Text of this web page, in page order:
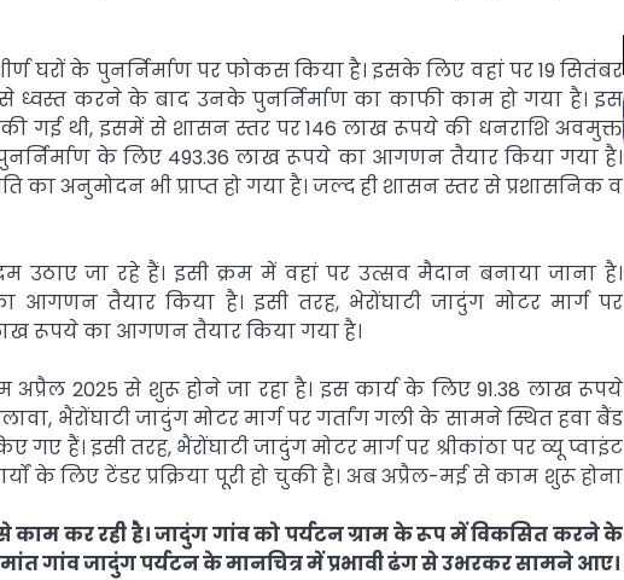
घरों के पुनर्निर्माण पर फोकस किया है। इसके लिए वहां पर 19 सितंबर
से ध्वस्त करने के बाद उनके पुनर्निर्माण का काफी काम हो गया है। इस
गई थी, इसमें से शासन स्तर पर 146 लाख रूपये की धनराशि अवमुक्त
के लिए 493.36 लाख रूपये का आगणन तैयार किया गया है।
अनुमोदन भी प्राप्त हो गया है। जल्द ही शासन स्तर से प्रशासनिक व
जा रहे हैं। इसी क्रम में वहां पर उत्सव मैदान बनाया जाना है।
तैयार किया है। इसी तरह, भेरोंघाटी जादुंग मोटर मार्ग पर
रूपये का आगणन तैयार किया गया है।
अप्रैल 2025 से शुरू होने जा रहा है। इस कार्य के लिए 91.38 लाख रूपये
भैंरोंघाटी जादुंग मोटर मार्ग पर गर्तांग गली के सामने स्थित हवा बैंड
हैं। इसी तरह, भैंरोंघाटी जादुंग मोटर मार्ग पर श्रीकांठा पर व्यू प्वाइंट
के लिए टेंडर प्रक्रिया पूरी हो चुकी है। अब अप्रैल-मई से काम शुरू होना
काम कर रही है। जादुंग गांव को पर्यटन ग्राम के रूप में विकसित करने के
गांव जादुंग पर्यटन के मानचित्र में प्रभावी ढंग से उभरकर सामने आए।